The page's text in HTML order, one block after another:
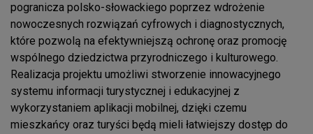
pogranicza polsko-słowackiego poprzez wdrożenie
nowoczesnych rozwiązań cyfrowych i diagnostycznych,
które pozwolą na efektywniejszą ochronę oraz promocję
wspólnego dziedzictwa przyrodniczego i kulturowego.
Realizacja projektu umożliwi stworzenie innowacyjnego
systemu informacji turystycznej i edukacyjnej z
wykorzystaniem aplikacji mobilnej, dzięki czemu
mieszkańcy oraz turyści będą mieli łatwiejszy dostęp do